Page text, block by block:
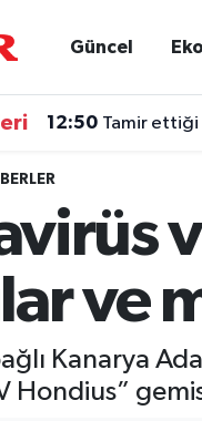
Güncel
12:50 Tamir ettiği
ve
Kanarya
Hondius”